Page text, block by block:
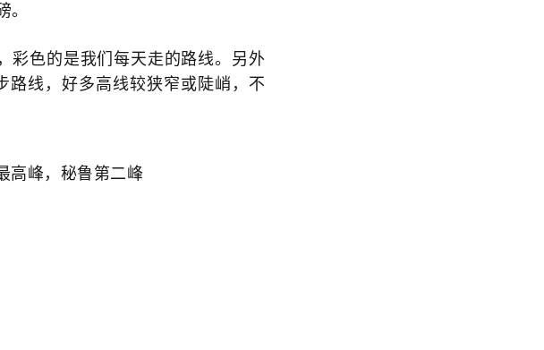
色的是我们每天走的路线。另外
路线，好多高线较狭窄或陡峭，不
高峰，秘鲁第二峰